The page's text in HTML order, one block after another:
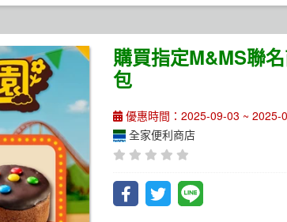
購買指定M&MS聯
包
優惠時間：2025-09-03 ~ 2025-
全家便利商店